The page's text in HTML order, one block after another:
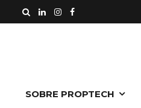
SOBRE PROPTECH